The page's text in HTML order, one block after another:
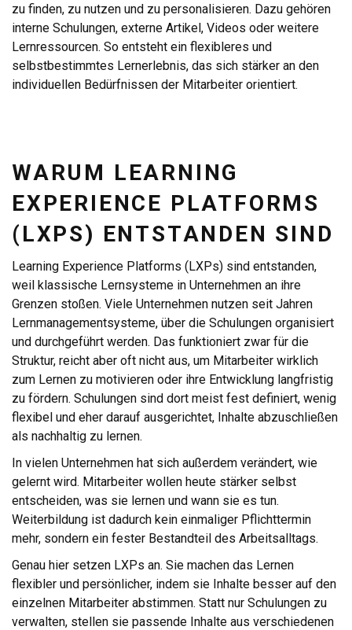
zu finden, zu nutzen und zu personalisieren. Dazu gehören
interne Schulungen, externe Artikel, Videos oder weitere
Lernressourcen. So entsteht ein flexibleres und
selbstbestimmtes Lernerlebnis, das sich stärker an den
individuellen Bedürfnissen der Mitarbeiter orientiert.
WARUM LEARNING
EXPERIENCE PLATFORMS
(LXPS) ENTSTANDEN SIND
Learning Experience Platforms (LXPs) sind entstanden,
weil klassische Lernsysteme in Unternehmen an ihre
Grenzen stoßen. Viele Unternehmen nutzen seit Jahren
Lernmanagementsysteme, über die Schulungen organisiert
und durchgeführt werden. Das funktioniert zwar für die
Struktur, reicht aber oft nicht aus, um Mitarbeiter wirklich
zum Lernen zu motivieren oder ihre Entwicklung langfristig
zu fördern. Schulungen sind dort meist fest definiert, wenig
flexibel und eher darauf ausgerichtet, Inhalte abzuschließen
als nachhaltig zu lernen.
In vielen Unternehmen hat sich außerdem verändert, wie
gelernt wird. Mitarbeiter wollen heute stärker selbst
entscheiden, was sie lernen und wann sie es tun.
Weiterbildung ist dadurch kein einmaliger Pflichttermin
mehr, sondern ein fester Bestandteil des Arbeitsalltags.
Genau hier setzen LXPs an. Sie machen das Lernen
flexibler und persönlicher, indem sie Inhalte besser auf den
einzelnen Mitarbeiter abstimmen. Statt nur Schulungen zu
verwalten, stellen sie passende Inhalte aus verschiedenen